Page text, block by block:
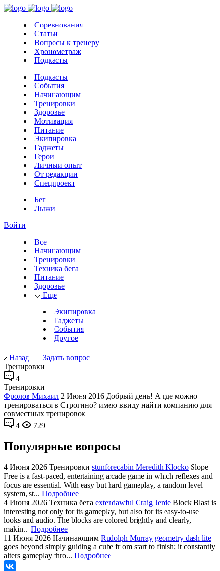
Соревнования
Статьи
Вопросы к тренеру
Хронометраж
Подкасты
Подкасты
События
Начинающим
Тренировки
Здоровье
Мотивация
Питание
Экипировка
Гаджеты
Герои
Личный опыт
От редакции
Спецпроект
Бег
Лыжи
Войти
Все
Начинающим
Тренировки
Техника бега
Питание
Здоровье
Еще
Экипировка
Гаджеты
События
Другое
Назад
Задать вопрос
Тренировки
4
Тренировки
Фролов Mихаил 2 Июня 2016 Добрый день! А где можно
тренироваться в Строгино? имею ввиду найти компанию для
совместных тренировок
4
729
Популярные вопросы
4 Июня 2026 Тренировки stunforecabin Meredith Klocko Slope
Free is a fast-paced, entertaining arcade game in which reflexes and
focus are essential. With easy but hard gameplay, a random level
system, st... Подробнее
4 Июня 2026 Техника бега extendawful Craig Jerde Block Blast is
interesting not only for its gameplay, but also for its easy-to-use
looks and audio. The blocks are colored brightly and clearly,
makin... Подробнее
11 Июня 2026 Начинающим Rudolph Murray geometry dash lite
goes beyond simply guiding a cube fr om start to finish; it constantly
alters gameplay thro... Подробнее